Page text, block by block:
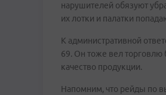
нарушителей обязуют
их лотки и палатки
К административной
69. Он тоже вел торговлю
качество продукции.
Напомним, что рейды по